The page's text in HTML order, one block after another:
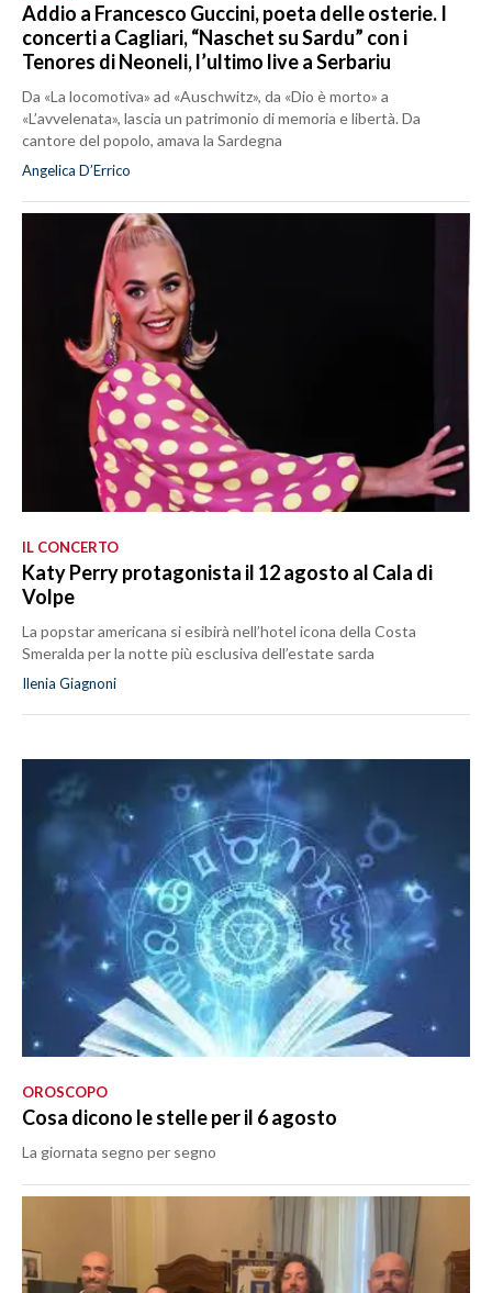
Addio a Francesco Guccini, poeta delle osterie. I
concerti a Cagliari, “Naschet su Sardu” con i
Tenores di Neoneli, l’ultimo live a Serbariu
Da «La locomotiva» ad «Auschwitz», da «Dio è morto» a
«L’avvelenata», lascia un patrimonio di memoria e libertà. Da
cantore del popolo, amava la Sardegna
Angelica D’Errico
IL CONCERTO
Katy Perry protagonista il 12 agosto al Cala di
Volpe
La popstar americana si esibirà nell’hotel icona della Costa
Smeralda per la notte più esclusiva dell’estate sarda
Ilenia Giagnoni
OROSCOPO
Cosa dicono le stelle per il 6 agosto
La giornata segno per segno